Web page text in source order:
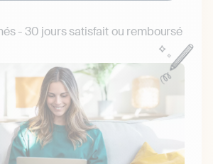
- 30 jours satisfait ou remboursé